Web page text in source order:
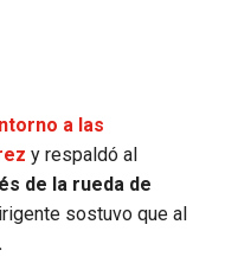
a las
y respaldó al
de la rueda de
sostuvo que al